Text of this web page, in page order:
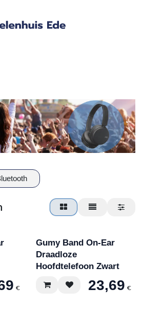
€
Gumy Band On-Ear
Draadloze
Hoofdtelefoon Zwart
23,69 €